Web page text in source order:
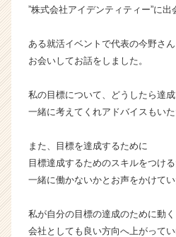
”株式会社アイデンティティー”に出
ある就活イベントで代表の今野さ
お会いしてお話をしました。
私の目標について、どうしたら達
一緒に考えてくれアドバイスもいた
また、目標を達成するために
目標達成するためのスキルをつけ
一緒に働かないかとお声をかけてい
私が自分の目標の達成のために動
会社としても良い方向へ上がって